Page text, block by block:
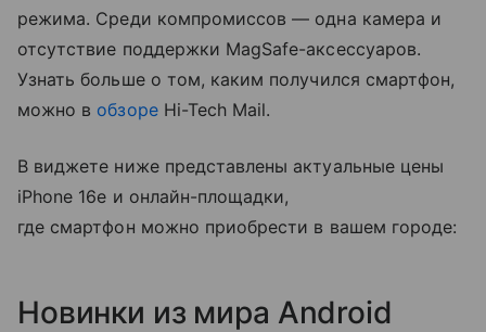
режима. Среди компромиссов — одна камера и
отсутствие поддержки MagSafe-аксессуаров.
Узнать больше о том, каким получился смартфон,
можно в обзореHi-Tech Mail.
В виджете ниже представлены актуальные цены
iPhone 16e и онлайн-площадки,
где смартфон можно приобрести в вашем городе:
Новинки из мира Android